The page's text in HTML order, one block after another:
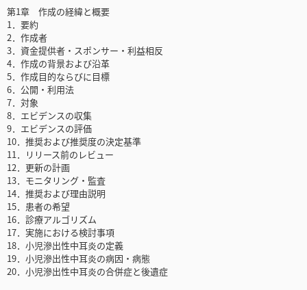
第1章 作成の経緯と概要
1．要約
2．作成者
3．資金提供者・スポンサー・利益相反
4．作成の背景および沿革
5．作成目的ならびに目標
6．公開・利用法
7．対象
8．エビデンスの収集
9．エビデンスの評価
10．推奨および推奨度の決定基準
11．リリース前のレビュー
12．更新の計画
13．モニタリング・監査
14．推奨および理由説明
15．患者の希望
16．診療アルゴリズム
17．実施における検討事項
18．小児滲出性中耳炎の定義
19．小児滲出性中耳炎の病因・病態
20．小児滲出性中耳炎の合併症と後遺症